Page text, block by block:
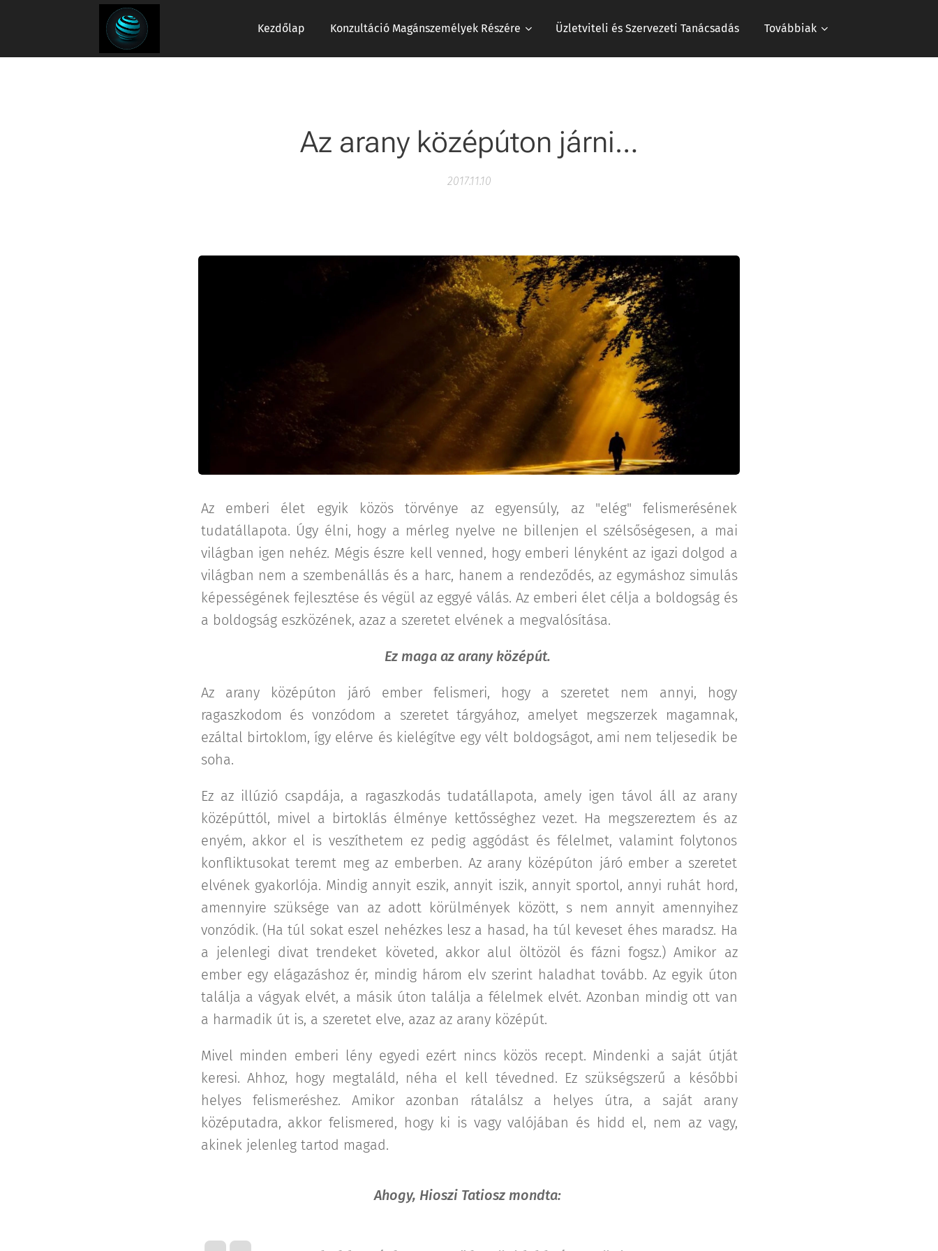
Kezdőlap Konzultáció Magánszemélyek Részére Üzletviteli és Szervezeti Tanácsadás Továbbiak
Az arany középúton járni…
2017.11.10
Az emberi élet egyik közös törvénye az egyensúly, az "elég" felismerésének
tudatállapota. Úgy élni, hogy a mérleg nyelve ne billenjen el szélsőségesen, a mai
világban igen nehéz. Mégis észre kell venned, hogy emberi lényként az igazi dolgod a
világban nem a szembenállás és a harc, hanem a rendeződés, az egymáshoz simulás
képességének fejlesztése és végül az eggyé válás. Az emberi élet célja a boldogság és
a boldogság eszközének, azaz a szeretet elvének a megvalósítása.
Ez maga az arany középút.
Az arany középúton járó ember felismeri, hogy a szeretet nem annyi, hogy
ragaszkodom és vonzódom a szeretet tárgyához, amelyet megszerzek magamnak,
ezáltal birtoklom, így elérve és kielégítve egy vélt boldogságot, ami nem teljesedik be
soha.
Ez az illúzió csapdája, a ragaszkodás tudatállapota, amely igen távol áll az arany
középúttól, mivel a birtoklás élménye kettősséghez vezet. Ha megszereztem és az
enyém, akkor el is veszíthetem ez pedig aggódást és félelmet, valamint folytonos
konfliktusokat teremt meg az emberben. Az arany középúton járó ember a szeretet
elvének gyakorlója. Mindig annyit eszik, annyit iszik, annyit sportol, annyi ruhát hord,
amennyire szüksége van az adott körülmények között, s nem annyit amennyihez
vonzódik. (Ha túl sokat eszel nehézkes lesz a hasad, ha túl keveset éhes maradsz. Ha
a jelenlegi divat trendeket követed, akkor alul öltözöl és fázni fogsz.) Amikor az
ember egy elágazáshoz ér, mindig három elv szerint haladhat tovább. Az egyik úton
találja a vágyak elvét, a másik úton találja a félelmek elvét. Azonban mindig ott van
a harmadik út is, a szeretet elve, azaz az arany középút.
Mivel minden emberi lény egyedi ezért nincs közös recept. Mindenki a saját útját
keresi. Ahhoz, hogy megtaláld, néha el kell tévedned. Ez szükségszerű a későbbi
helyes felismeréshez. Amikor azonban rátalálsz a helyes útra, a saját arany
középutadra, akkor felismered, hogy ki is vagy valójában és hidd el, nem az vagy,
akinek jelenleg tartod magad.
Ahogy, Hioszi Tatiosz mondta: